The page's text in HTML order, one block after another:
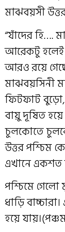
মাঝবয়সী
“যাঁদের হি….
আরেকটু হলেই
আরও রয়ে
মাঝবয়সিনী
ফিটফাট
বায়ু দূষিত
চুলকোতে
উত্তর পশ্চিম
এখানে একশত
পশ্চিমে গেলো
ধাড়ি
হয়ে